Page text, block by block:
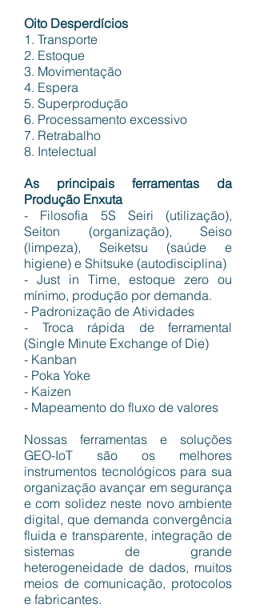
Oito Desperdícios
1. Transporte
2. Estoque
3. Movimentação
4. Espera
5. Superprodução
6. Processamento excessivo
7. Retrabalho
8. Intelectual
As principais ferramentas da
Produção Enxuta
- Filosofia 5S Seiri (utilização),
Seiton (organização), Seiso
(limpeza), Seiketsu (saúde e
higiene) e Shitsuke (autodisciplina)
- Just in Time, estoque zero ou
mínimo, produção por demanda.
- Padronização de Atividades
- Troca rápida de ferramental
(Single Minute Exchange of Die)
- Kanban
- Poka Yoke
- Kaizen
- Mapeamento do fluxo de valores
Nossas ferramentas e soluções
GEO-IoT são os melhores
instrumentos tecnológicos para sua
organização avançar em segurança
e com solidez neste novo ambiente
digital, que demanda convergência
fluida e transparente, integração de
sistemas de grande
heterogeneidade de dados, muitos
meios de comunicação, protocolos
e fabricantes.